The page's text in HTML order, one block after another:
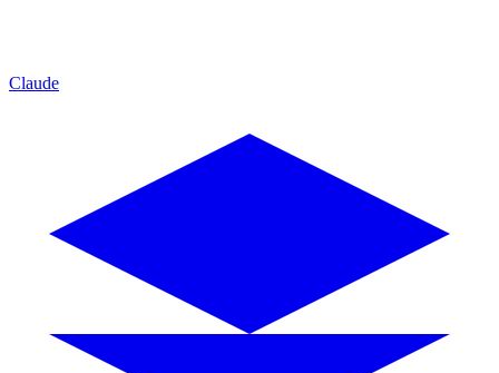
Claude